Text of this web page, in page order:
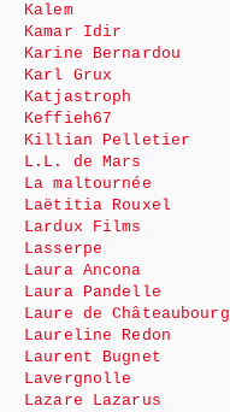
Kalem
Kamar Idir
Karine Bernardou
Karl Grux
Katjastroph
Keffieh67
Killian Pelletier
L.L. de Mars
La maltournée
Laëtitia Rouxel
Lardux Films
Lasserpe
Laura Ancona
Laura Pandelle
Laure de Châteaubourg
Laureline Redon
Laurent Bugnet
Lavergnolle
Lazare Lazarus